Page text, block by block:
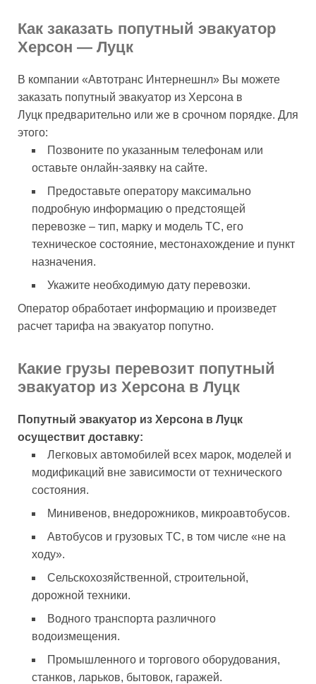
Как заказать попутный эвакуатор
Херсон — Луцк
В компании «Автотранс Интернешнл» Вы можете
заказать попутный эвакуатор из Херсона в
Луцк предварительно или же в срочном порядке. Для
этого:
Позвоните по указанным телефонам или
оставьте онлайн-заявку на сайте.
Предоставьте оператору максимально
подробную информацию о предстоящей
перевозке – тип, марку и модель ТС, его
техническое состояние, местонахождение и пункт
назначения.
Укажите необходимую дату перевозки.
Оператор обработает информацию и произведет
расчет тарифа на эвакуатор попутно.
Какие грузы перевозит попутный
эвакуатор из Херсона в Луцк
Попутный эвакуатор из Херсона в Луцк
осуществит доставку:
Легковых автомобилей всех марок, моделей и
модификаций вне зависимости от технического
состояния.
Минивенов, внедорожников, микроавтобусов.
Автобусов и грузовых ТС, в том числе «не на
ходу».
Сельскохозяйственной, строительной,
дорожной техники.
Водного транспорта различного
водоизмещения.
Промышленного и торгового оборудования,
станков, ларьков, бытовок, гаражей.